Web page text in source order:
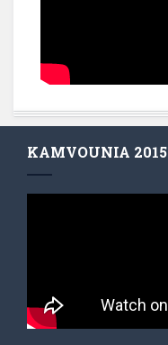
KAMVOUNIA 2015